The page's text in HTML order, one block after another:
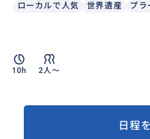
ローカルで人気
世界遺産 プラ
10h 2人〜
日程